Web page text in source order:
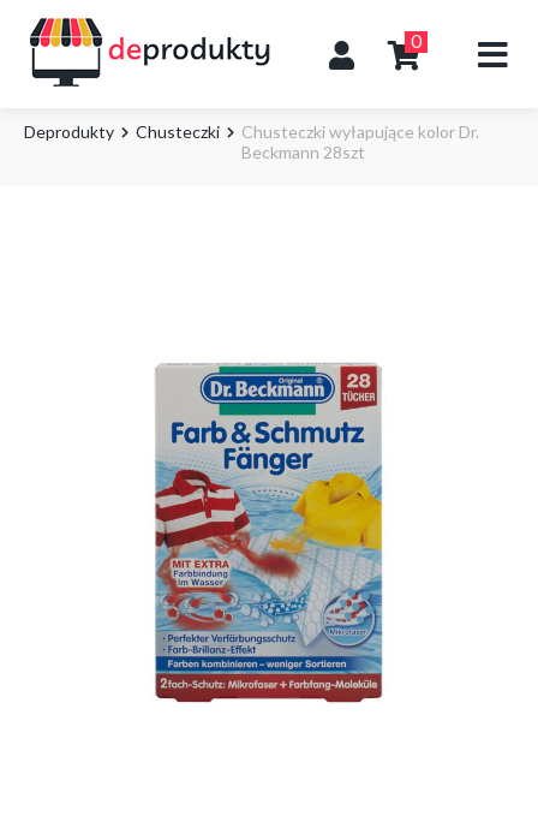
0
Deprodukty Chusteczki
Chusteczki wyłapujące kolor Dr.
Beckmann 28szt